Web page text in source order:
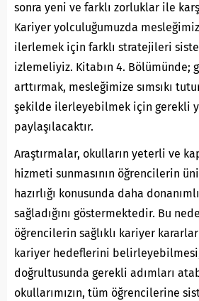
sonra yeni ve farklı zorluklar ile
Kariyer yolculuğumuzda
ilerlemek için farklı stratejileri
izlemeliyiz. Kitabın 4. Bölümünde;
arttırmak, mesleğimize sımsıkı
şekilde ilerleyebilmek için gerekli
paylaşılacaktır.
Araştırmalar, okulların yeterli ve
hizmeti sunmasının öğrencilerin
hazırlığı konusunda daha
sağladığını göstermektedir. Bu
öğrencilerin sağlıklı kariyer
kariyer hedeflerini
doğrultusunda gerekli adımları
okullarımızın, tüm öğrencilerine